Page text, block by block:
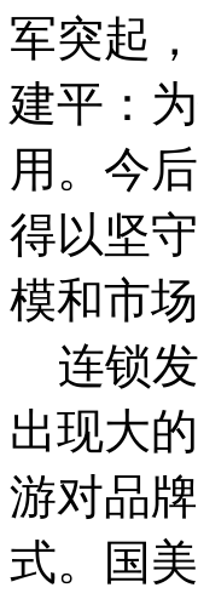
军突起
建平：
用。今
得以坚
模和市
连锁发
出现大
游对品
式。国